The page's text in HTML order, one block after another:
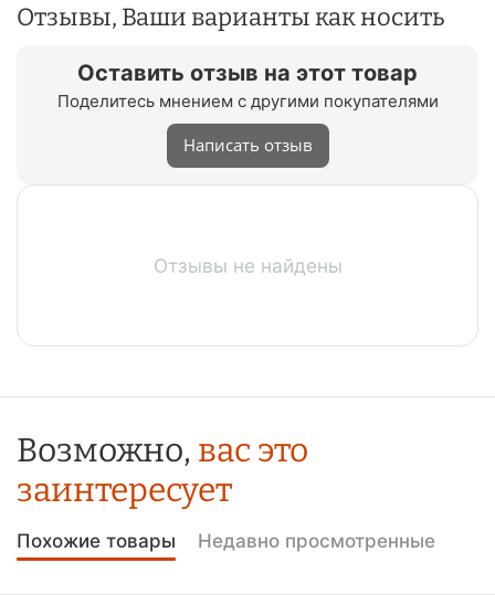
Отзывы, Ваши варианты как носить
Оставить отзыв на этот товар
Поделитесь мнением с другими покупателями
Написать отзыв
Отзывы не найдены
Возможно, вас это
заинтересует
Похожие товары Недавно просмотренные